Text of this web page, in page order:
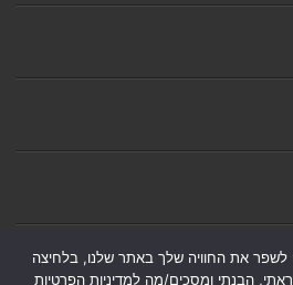
לשפר את החוויה שלך באתר שלנו, בלחיצה
הבנתי ומסכים/מה למדיניות הפרטיות